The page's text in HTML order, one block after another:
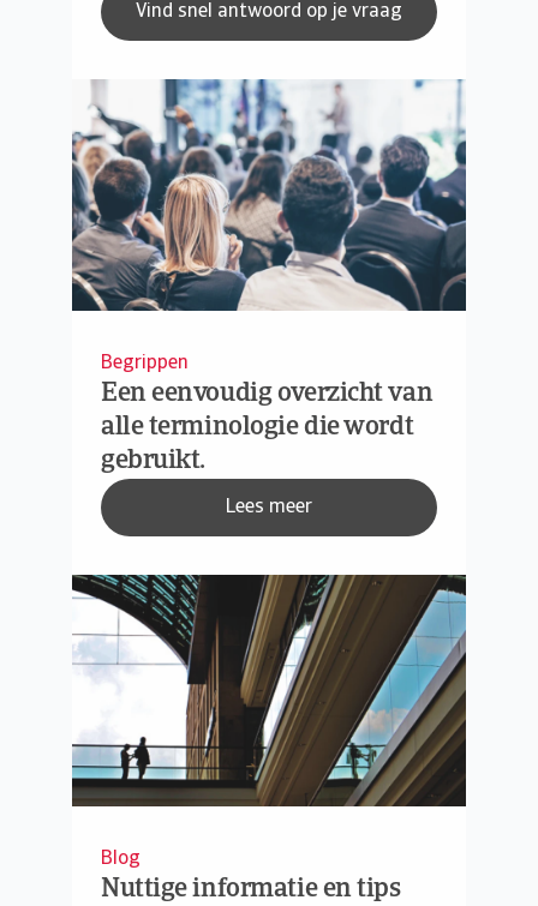
Vind snel antwoord op je vraag
Begrippen
Een eenvoudig overzicht van
alle terminologie die wordt
gebruikt.
Lees meer
Blog
Nuttige informatie en tips